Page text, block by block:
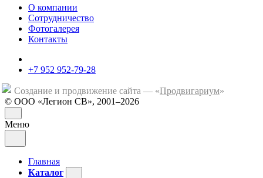
О компании
Сотрудничество
Фотогалерея
Контакты
+7 952 952-79-28
Создание и продвижение сайта — «Продвигариум»
© ООО «Легион СВ», 2001–2026
Меню
Главная
Каталог